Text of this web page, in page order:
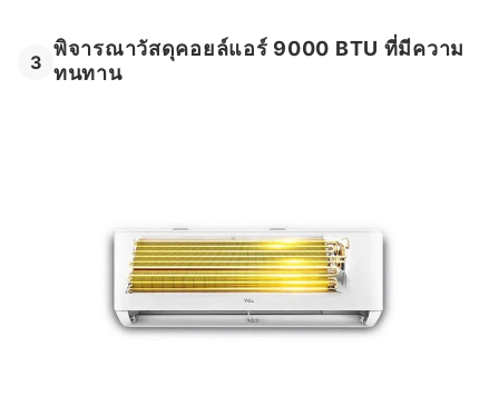
3
พิจารณาวัสดุคอยล์แอร์ 9000 BTU ที่มีความ
ทนทาน